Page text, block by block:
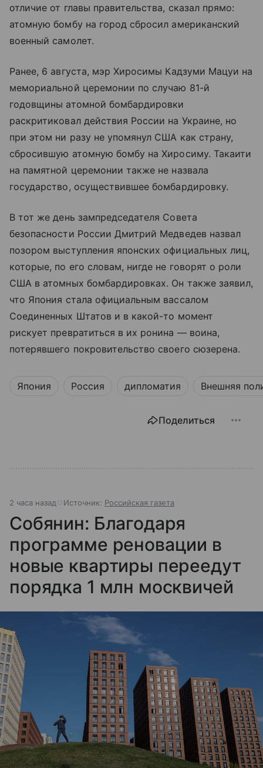
отличие от главы правительства, сказал прямо:
атомную бомбу на город сбросил американский
военный самолет.
Ранее, 6 августа, мэр Хиросимы Кадзуми Мацуи на
мемориальной церемонии по случаю 81-й
годовщины атомной бомбардировки
раскритиковал действия России на Украине, но
при этом ни разу не упомянул США как страну,
сбросившую атомную бомбу на Хиросиму. Такаити
на памятной церемонии также не назвала
государство, осуществившее бомбардировку.
В тот же день зампредседателя Совета
безопасности России Дмитрий Медведев назвал
позором выступления японских официальных лиц,
которые, по его словам, нигде не говорят о роли
США в атомных бомбардировках. Он также заявил,
что Япония стала официальным вассалом
Соединенных Штатов и в какой-то момент
рискует превратиться в их ронина — воина,
потерявшего покровительство своего сюзерена.
Япония Россия дипломатия Внешняя
Поделиться
2 часа назад Источник: Российская газета
Собянин: Благодаря
программе реновации в
новые квартиры переедут
порядка 1 млн москвичей